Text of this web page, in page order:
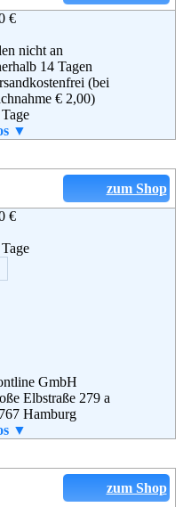
WEIDEN
4-12
Weiden
(0) 1805 - 21 21 00
(0) 1805 - 21 21 01
weiden.de
€
nicht an
14 Tagen
(bei
€ 2,00)
Bernd Freier GmbH &
Straße 1
▼
zum Shop
€
GmbH
Elbstraße 279 a
Hamburg
(0) 1805 – 376685
▼
zum Shop